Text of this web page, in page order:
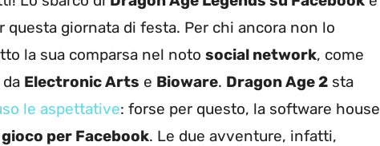
giornata di festa. Per chi ancora non lo
la sua comparsa nel noto social network, come
Electronic Arts e Bioware. Dragon Age 2 sta
le aspettative: forse per questo, la software house
gioco per Facebook. Le due avventure, infatti,